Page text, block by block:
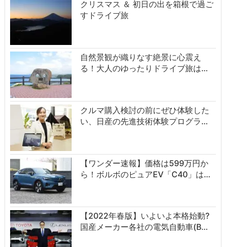
クリスマス ＆ 初日の出を箱根で過ご
すドライブ旅
自然景観が織りなす絶景に心震え
る！大人のゆったりドライブ旅は…
クルマ購入検討の前にぜひ体験した
い、日産の先進技術体験プログラ…
【ワンダー速報】価格は599万円か
ら！ボルボのピュアEV「C40」は…
【2022年春版】いよいよ本格始動?
国産メーカー各社の電気自動車(B…